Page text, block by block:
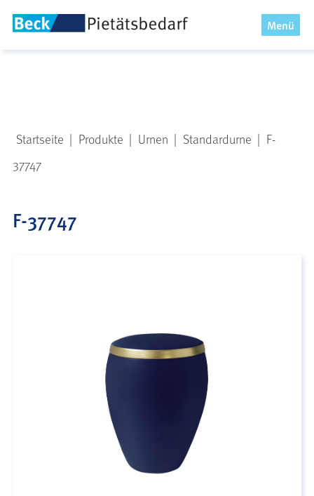
Menü
x
Startseite | Produkte | Urnen | Standardurne | F-
37747
F-37747